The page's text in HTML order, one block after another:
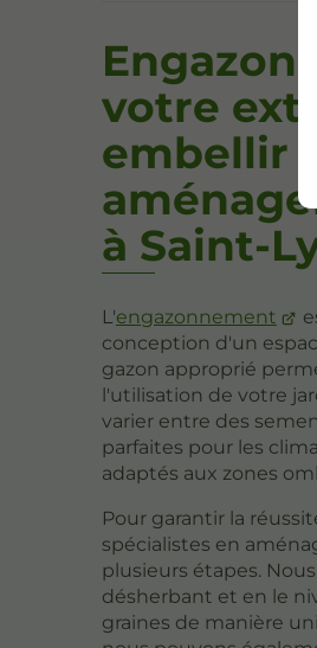
votre
embellir
à Saint-
L'engazonnement
conception d'un
gazon approprié
l'utilisation de votre
varier entre des
parfaites pour les
adaptés aux zones
Pour garantir la
spécialistes en
plusieurs étapes.
désherbant et en le
graines de manière